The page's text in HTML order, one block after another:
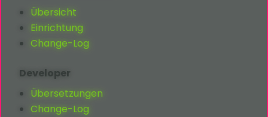
Übersicht
Einrichtung
Change-Log
Developer
Übersetzungen
Change-Log